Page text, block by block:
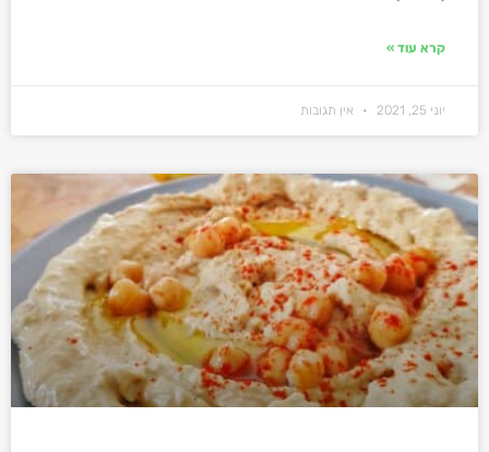
קרא עוד »
יוני 25, 2021 אין תגובות